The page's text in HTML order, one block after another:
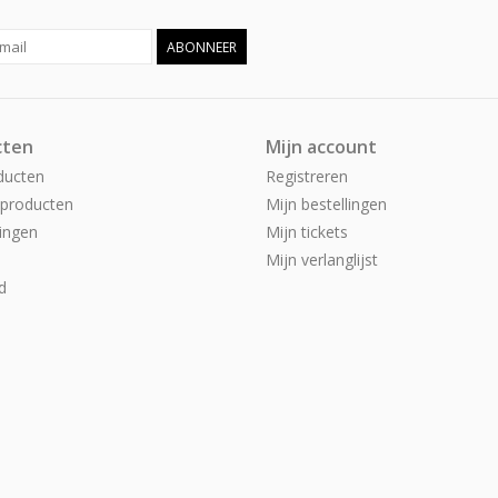
ABONNEER
Mijn account
Registreren
Mijn bestellingen
Mijn tickets
Mijn verlanglijst